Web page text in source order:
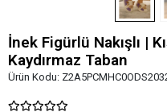
İnek Figürlü Nakışlı |
Kaydırmaz Taban
Ürün Kodu: